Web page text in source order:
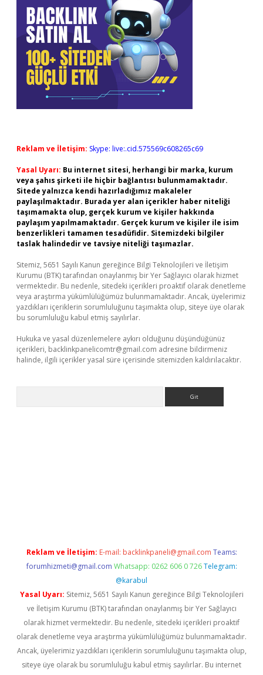
Reklam ve İletişim: Skype: live:.cid.575569c608265c69
Yasal Uyarı: Bu internet sitesi, herhangi bir marka, kurum
veya şahıs şirketi ile hiçbir bağlantısı bulunmamaktadır.
Sitede yalnızca kendi hazırladığımız makaleler
paylaşılmaktadır. Burada yer alan içerikler haber niteliği
taşımamakta olup, gerçek kurum ve kişiler hakkında
paylaşım yapılmamaktadır. Gerçek kurum ve kişiler ile isim
benzerlikleri tamamen tesadüfidir. Sitemizdeki bilgiler
taslak halindedir ve tavsiye niteliği taşımazlar.
Sitemiz, 5651 Sayılı Kanun gereğince Bilgi Teknolojileri ve İletişim
Kurumu (BTK) tarafından onaylanmış bir Yer Sağlayıcı olarak hizmet
vermektedir. Bu nedenle, sitedeki içerikleri proaktif olarak denetleme
veya araştırma yükümlülüğümüz bulunmamaktadır. Ancak, üyelerimiz
yazdıkları içeriklerin sorumluluğunu taşımakta olup, siteye üye olarak
bu sorumluluğu kabul etmiş sayılırlar.
Hukuka ve yasal düzenlemelere aykırı olduğunu düşündüğünüz
içerikleri, backlinkpanelicomtr@gmail.com adresine bildirmeniz
halinde, ilgili içerikler yasal süre içerisinde sitemizden kaldırılacaktır.
Reklam ve İletişim: E-mail: backlinkpaneli@gmail.com Teams:
forumhizmeti@gmail.com Whatsapp: 0262 606 0 726 Telegram:
@karabul
Yasal Uyarı: Sitemiz, 5651 Sayılı Kanun gereğince Bilgi Teknolojileri
ve İletişim Kurumu (BTK) tarafından onaylanmış bir Yer Sağlayıcı
olarak hizmet vermektedir. Bu nedenle, sitedeki içerikleri proaktif
olarak denetleme veya araştırma yükümlülüğümüz bulunmamaktadır.
Ancak, üyelerimiz yazdıkları içeriklerin sorumluluğunu taşımakta olup,
siteye üye olarak bu sorumluluğu kabul etmiş sayılırlar. Bu internet